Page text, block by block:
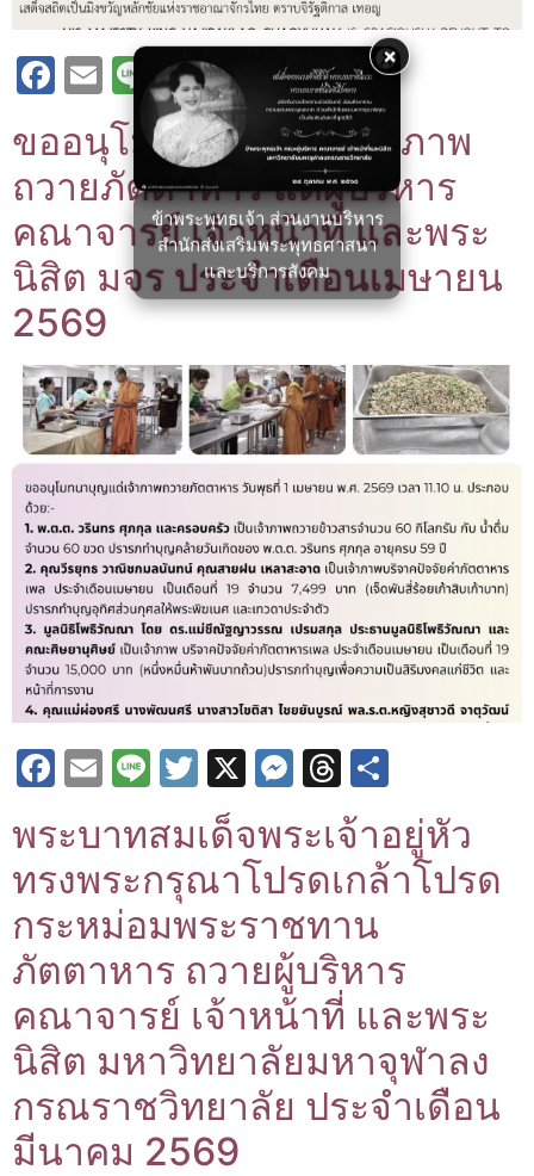
×
ข้าพระพุทธเจ้า ส่วนงานบริหาร
สำนักส่งเสริมพระพุทธศาสนา
และบริการสังคม
Facebook
Email
LineTwitterMessenger
Threads
Share
ขออนุโมทนาบุญ แด่เจ้าภาพ
ถวายภัตตาหาร แด่ผู้บริหาร
คณาจารย์ เจ้าหน้าที่ และพระ
นิสิต มจร ประจำเดือนเมษายน
2569
Facebook
Email
LineTwitter
X Messenger
Threads
พระบาทสมเด็จพระเจ้าอยู่หัว
ทรงพระกรุณาโปรดเกล้าโปรด
กระหม่อมพระราชทาน
ภัตตาหาร ถวายผู้บริหาร
คณาจารย์ เจ้าหน้าที่ และพระ
นิสิต มหาวิทยาลัยมหาจุฬาลง
กรณราชวิทยาลัย ประจำเดือน
มีนาคม 2569